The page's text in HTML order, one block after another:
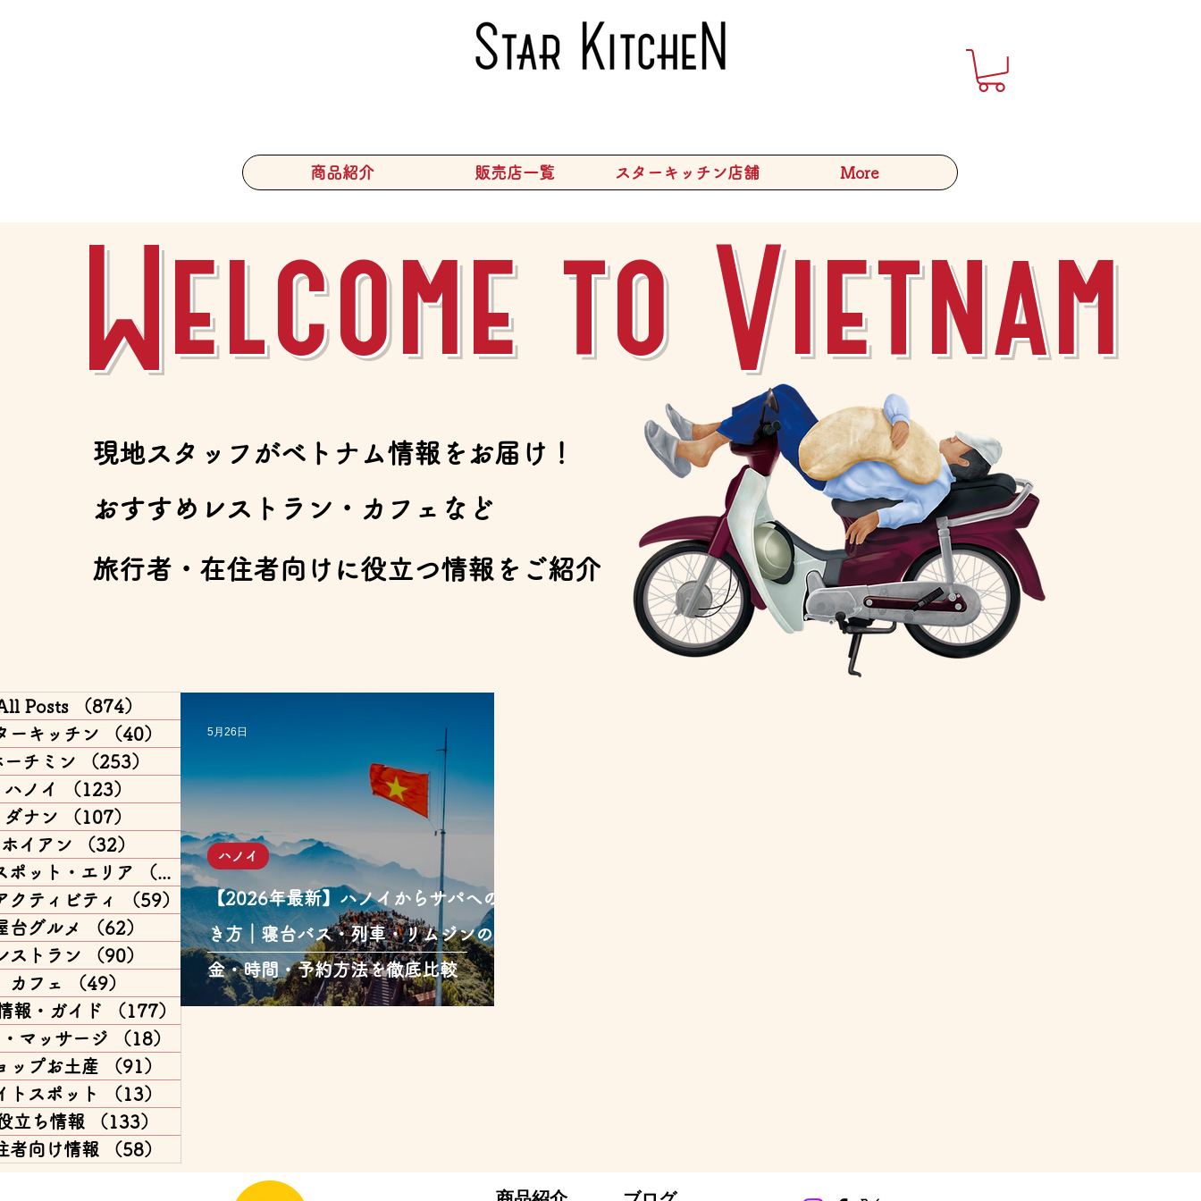
商品紹介 販売店一覧 スターキッチン店舗 More
Welcome to Vietnam
​現地スタッフがベトナム情報をお届け！
​おすすめレストラン・カフェなど
​旅行者・在住者向けに役立つ情報をご紹介
Posts （874）
ーキッチン
（40）
40件の記事
ーチミン
（253）
ハノイ
（123）
123件の記事
ダナン
（107）
ホイアン
（32）
32件の記事
ポット・エリア
（168）
168件の記事
クティビティ
（59） 59件の記事
台グルメ
（62）
62件の記事
ストラン
（90）
90件の記事
カフェ
（49）
49件の記事
報・ガイド
（177）
177件の記事
マッサージ
（18）
ップお土産
（91）
トスポット
（13）
立ち情報
（133）
者向け情報
（58）
【2026年最新】ハノイからサパへの行
き方｜寝台バス・列車・リムジンの料
金・時間・予約方法を徹底比較
ハノイ
5月26日